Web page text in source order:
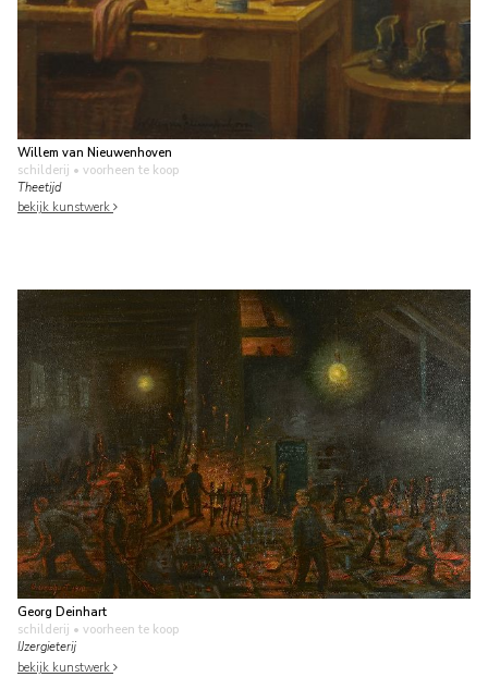
Willem van Nieuwenhoven
schilderij • voorheen te koop
Theetijd
bekijk kunstwerk
Georg Deinhart
schilderij • voorheen te koop
IJzergieterij
bekijk kunstwerk